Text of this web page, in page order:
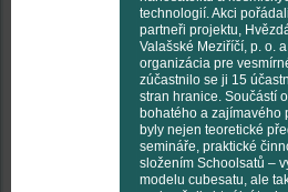
technologií. Akci
partneři projektu,
Valašské Meziříčí, p. o.
organizácia pre
zúčastnilo se ji 15
stran hranice. Součástí
bohatého a zajímavého
byly nejen teoretické
semináře, praktické
složením Schoolsatů –
modelu cubesatu, ale